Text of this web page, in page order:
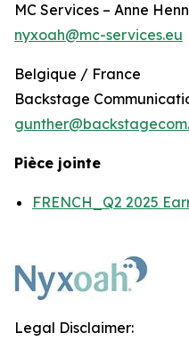
MC Services – Anne
nyxoah@mc-services.eu
Belgique / France
Backstage
Pièce jointe
FRENCH_Q2 2025
Legal Disclaimer: